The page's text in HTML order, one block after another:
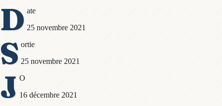
D ate
25 novembre 2021
S ortie
25 novembre 2021
J O
16 décembre 2021